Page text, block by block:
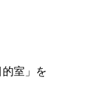
室」を